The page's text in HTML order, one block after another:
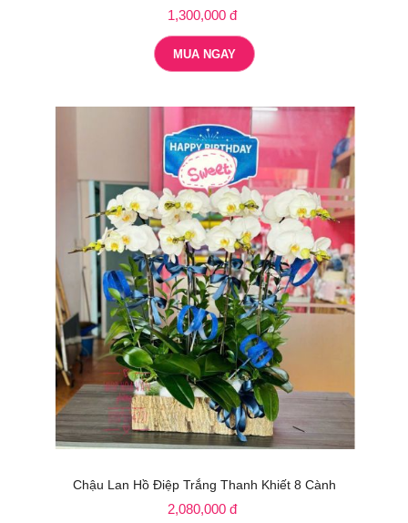
1,300,000 đ
MUA NGAY
Chậu Lan Hồ Điệp Trắng Thanh Khiết 8 Cành
2,080,000 đ